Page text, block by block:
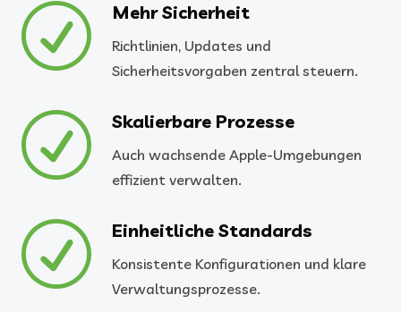
R Mehr Sicherheit
Richtlinien, Updates und
Sicherheitsvorgaben zentral steuern.
R Skalierbare Prozesse
Auch wachsende Apple-Umgebungen
effizient verwalten.
R Einheitliche Standards
Konsistente Konfigurationen und klare
Verwaltungsprozesse.